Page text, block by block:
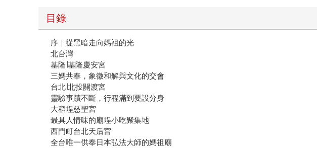
目錄
序｜從黑暗走向媽祖的光
北台灣
基隆∣基隆慶安宮
三媽共奉，象徵和解與文化的交會
台北∣北投關渡宮
靈驗事蹟不斷，行程滿到要設分身
大稻埕慈聖宮
最具人情味的廟埕小吃聚集地
西門町台北天后宮
全台唯一供奉日本弘法大師的媽祖廟